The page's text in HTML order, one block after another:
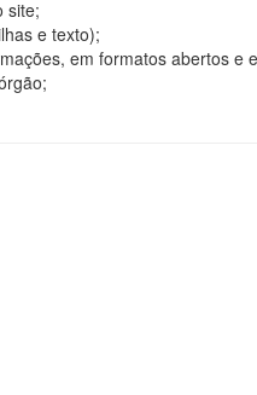
site;
e texto);
em formatos abertos e